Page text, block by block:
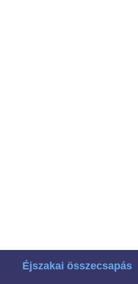
Éjszakai összecsapás